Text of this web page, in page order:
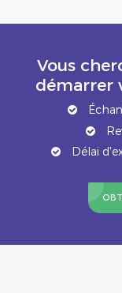
Vous
démarrer
Délai